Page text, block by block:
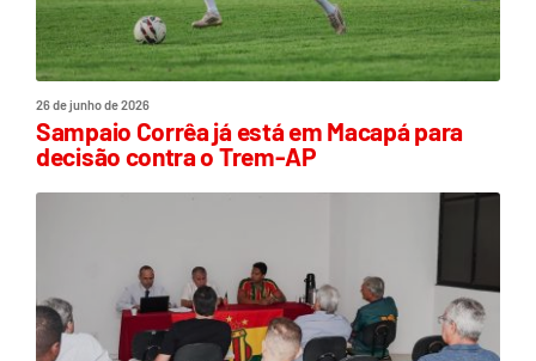
26 de junho de 2026
Sampaio Corrêa já está em Macapá para
decisão contra o Trem-AP